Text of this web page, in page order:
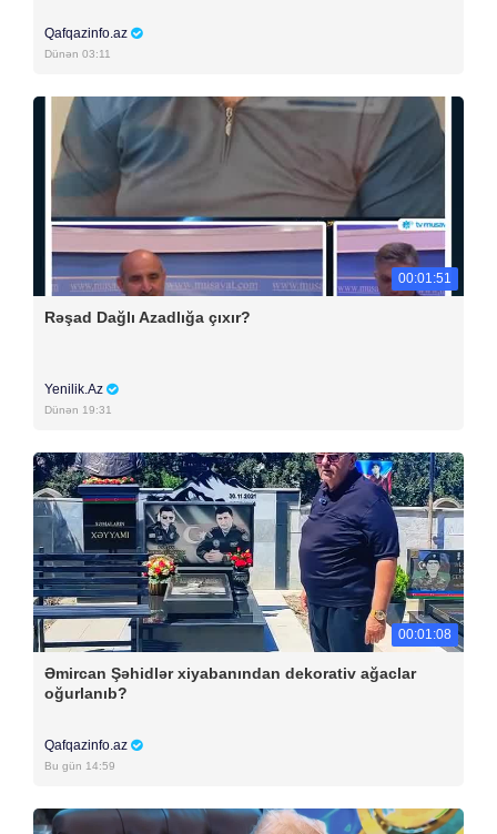
Qafqazinfo.az
Dünən 03:11
00:01:51
Rəşad Dağlı Azadlığa çıxır?
Yenilik.Az
Dünən 19:31
00:01:08
Əmircan Şəhidlər xiyabanından dekorativ ağaclar
oğurlanıb?
Qafqazinfo.az
Bu gün 14:59